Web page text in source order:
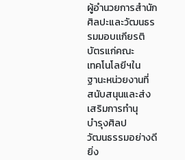
ผู้อำนวยการสำนัก
ศิลปะและวัฒนธร
รมมอบเเกียรติ
บัตรแก่คณะ
เทคโนโลยีฯใน
ฐานะหน่วยงานที่
สนับสนุนและส่ง
เสริมการทำนุ
บำรุงศิลป
วัฒนธรรมอย่างดี
ยิ่ง